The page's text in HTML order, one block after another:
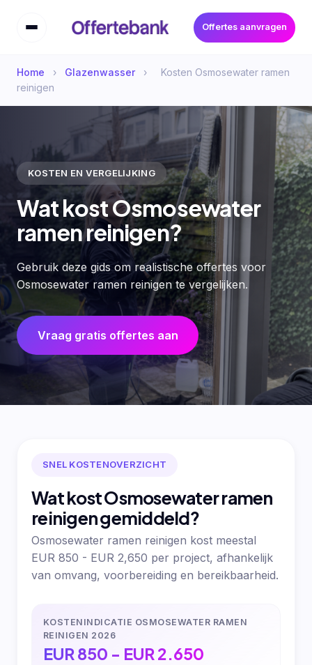
Offertes aanvragen
Home › Glazenwasser ›
Kosten Osmosewater ramen
reinigen
KOSTEN EN VERGELIJKING
Wat kost Osmosewater
ramen reinigen?
Gebruik deze gids om realistische offertes voor
Osmosewater ramen reinigen te vergelijken.
Vraag gratis offertes aan
SNEL KOSTENOVERZICHT
Wat kost Osmosewater ramen
reinigen gemiddeld?
Osmosewater ramen reinigen kost meestal
EUR 850 - EUR 2,650 per project, afhankelijk
van omvang, voorbereiding en bereikbaarheid.
KOSTENINDICATIE OSMOSEWATER RAMEN
REINIGEN 2026
EUR 850 - EUR 2.650